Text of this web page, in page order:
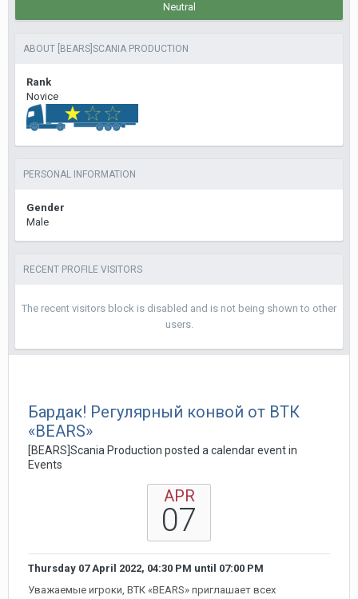
Neutral
ABOUT [BEARS]SCANIA PRODUCTION
Rank
Novice
PERSONAL INFORMATION
Gender
Male
RECENT PROFILE VISITORS
The recent visitors block is disabled and is not being shown to other
users.
Бардак! Регулярный конвой от ВТК
«BEARS»
[BEARS]Scania Production posted a calendar event in
Events
APR
07
Thursday 07 April 2022, 04:30 PM until 07:00 PM
Уважаемые игроки, ВТК «BEARS» приглашает всех